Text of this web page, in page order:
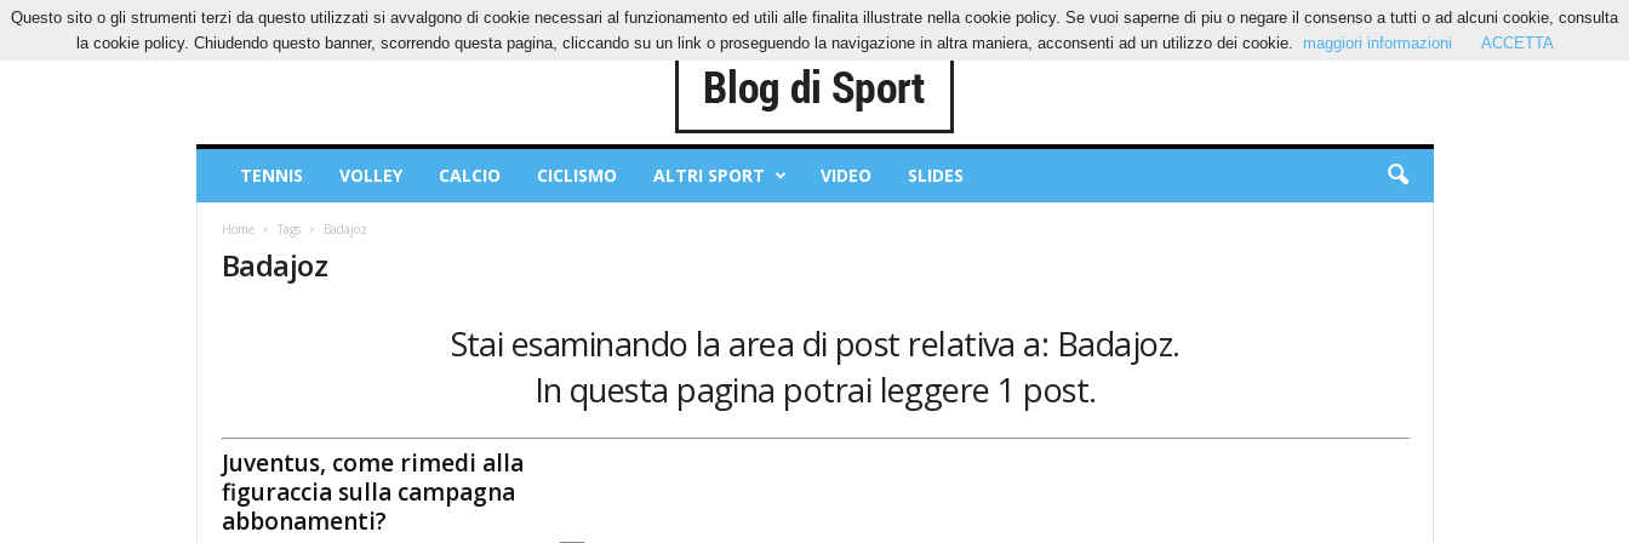
SABATO, 8 AGOSTO 2026 CONTATTI COOKIES PRIVACY POLICY
Sport
TENNIS VOLLEY CALCIO CICLISMO ALTRI SPORT VIDEO SLIDES
Home Tags Badajoz
Badajoz
Stai esaminando la area di post relativa a: Badajoz.
In questa pagina potrai leggere 1 post.
Juventus, come rimedi alla
figuraccia sulla campagna
abbonamenti?
Questo sito o gli strumenti terzi da questo utilizzati si avvalgono di cookie necessari al funzionamento ed utili alle finalita illustrate nella cookie policy. Se vuoi saperne di piu o negare il consenso a tutti o ad alcuni cookie, consulta
la cookie policy. Chiudendo questo banner, scorrendo questa pagina, cliccando su un link o proseguendo la navigazione in altra maniera, acconsenti ad un utilizzo dei cookie.
maggiori informazioni ACCETTA